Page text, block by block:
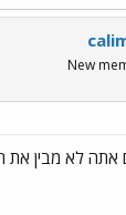
New
אתה לא מבין את